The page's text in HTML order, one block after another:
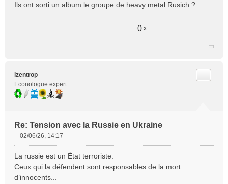
s
n
l
u
Ils ont sorti un album le groupe de heavy metal Rusich ?
0 x
izentrop
Econologue expert
Re: Tension avec la Russie en Ukraine
s
s
a
02/06/26, 14:17
La russie est un État terroriste.
Ceux qui la défendent sont responsables de la mort
d’innocents...